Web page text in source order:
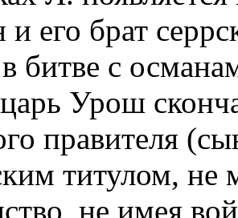
его брат
битве с
Урош
правителя
титулом, не
не имея